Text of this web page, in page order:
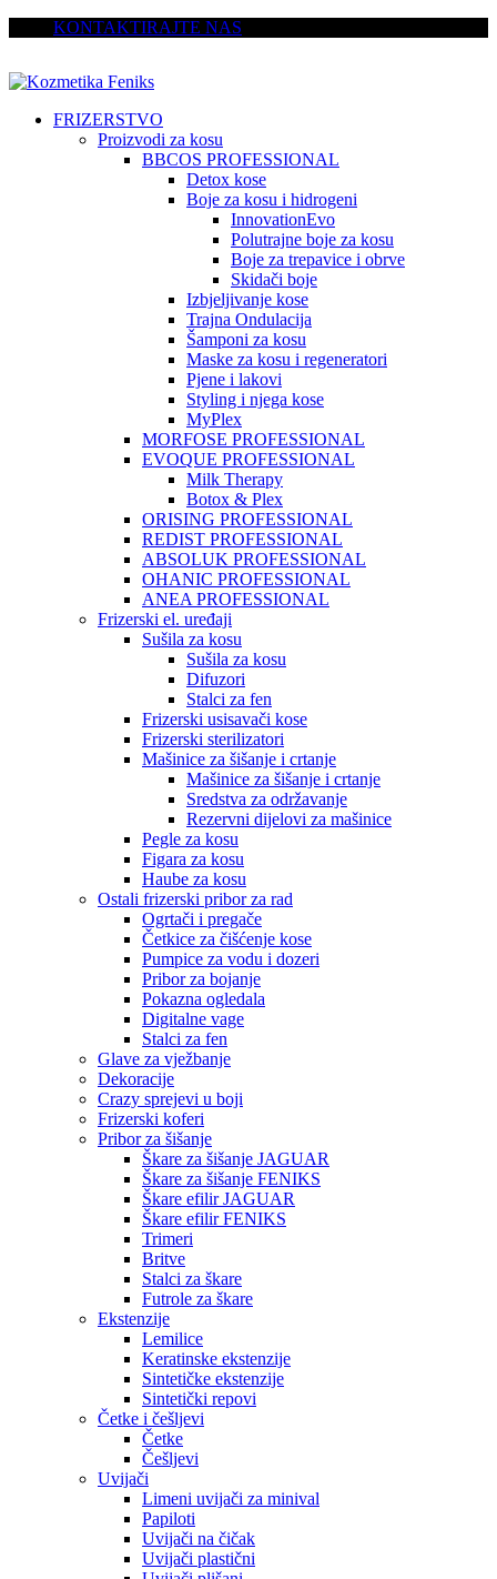
KONTAKTIRAJTE NAS
FRIZERSTVO
Proizvodi za kosu
BBCOS PROFESSIONAL
Detox kose
Boje za kosu i hidrogeni
InnovationEvo
Polutrajne boje za kosu
Boje za trepavice i obrve
Skidači boje
Izbjeljivanje kose
Trajna Ondulacija
Šamponi za kosu
Maske za kosu i regeneratori
Pjene i lakovi
Styling i njega kose
MyPlex
MORFOSE PROFESSIONAL
EVOQUE PROFESSIONAL
Milk Therapy
Botox & Plex
ORISING PROFESSIONAL
REDIST PROFESSIONAL
ABSOLUK PROFESSIONAL
OHANIC PROFESSIONAL
ANEA PROFESSIONAL
Frizerski el. uređaji
Sušila za kosu
Sušila za kosu
Difuzori
Stalci za fen
Frizerski usisavači kose
Frizerski sterilizatori
Mašinice za šišanje i crtanje
Mašinice za šišanje i crtanje
Sredstva za održavanje
Rezervni dijelovi za mašinice
Pegle za kosu
Figara za kosu
Haube za kosu
Ostali frizerski pribor za rad
Ogrtači i pregače
Četkice za čišćenje kose
Pumpice za vodu i dozeri
Pribor za bojanje
Pokazna ogledala
Digitalne vage
Stalci za fen
Glave za vježbanje
Dekoracije
Crazy sprejevi u boji
Frizerski koferi
Pribor za šišanje
Škare za šišanje JAGUAR
Škare za šišanje FENIKS
Škare efilir JAGUAR
Škare efilir FENIKS
Trimeri
Britve
Stalci za škare
Futrole za škare
Ekstenzije
Lemilice
Keratinske ekstenzije
Sintetičke ekstenzije
Sintetički repovi
Četke i češljevi
Četke
Češljevi
Uvijači
Limeni uvijači za minival
Papiloti
Uvijači na čičak
Uvijači plastični